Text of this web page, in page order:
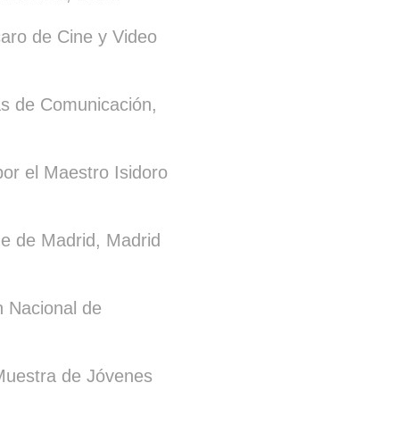
de Cine y Video
de Comunicación,
el Maestro Isidoro
de Madrid, Madrid
Nacional de
de Jóvenes